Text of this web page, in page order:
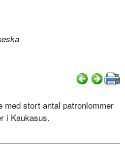
stort antal patronlommer
i Kaukasus.